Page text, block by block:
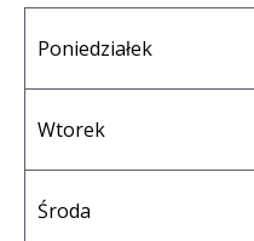
Poniedziałek
Wtorek
Środa